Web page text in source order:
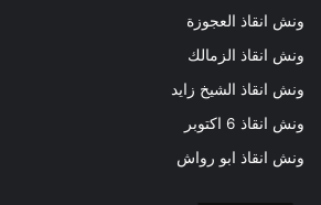
ونش انقاذ العجوزة
ونش انقاذ الزمالك
ونش انقاذ الشيخ زايد
ونش انقاذ 6 اكتوبر
ونش انقاذ ابو رواش